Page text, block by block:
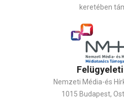
keretében
Nemzeti Média-és
1015 Budapest,